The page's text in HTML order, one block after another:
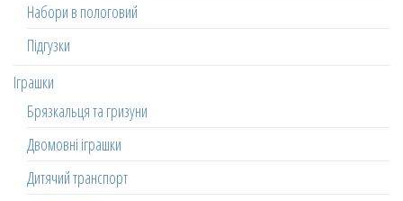
Набори в пологовий
Підгузки
Іграшки
Брязкальця та гризуни
Двомовні іграшки
Дитячий транспорт